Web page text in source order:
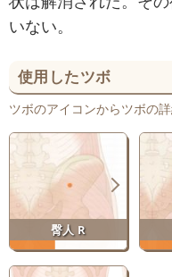
いない。
使用したツボ
ツボのアイコンからツボの
臀人 R